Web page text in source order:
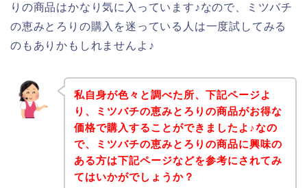
りの商品はかなり気に入っています♪なので、ミツバチ
の恵みとろりの購入を迷っている人は一度試してみる
のもありかもしれませんよ♪
私自身が色々と調べた所、下記ページよ
り、ミツバチの恵みとろりの商品がお得な
価格で購入することができましたよ♪なの
で、ミツバチの恵みとろりの商品に興味の
ある方は下記ページなどを参考にされてみ
てはいかがでしょうか？